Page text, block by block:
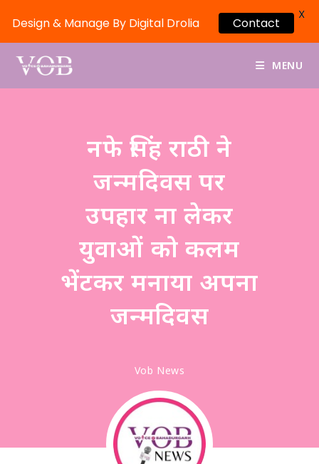
MENU
नफे सिंह राठी ने
जन्मदिवस पर
उपहार ना लेकर
युवाओं को कलम
भेंटकर मनाया अपना
जन्मदिवस
Vob News
Design & Manage By Digital Drolia Contact
X